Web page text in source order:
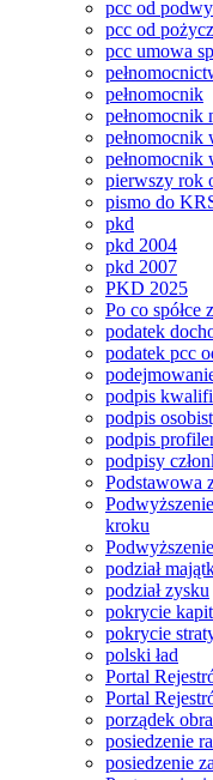
pcc od
pcc od
pcc umowa
pełnomocnik
pełnomocnik
pełnomocnik
pełnomocnik
pierwszy rok
pismo do
pkd
pkd 2004
pkd 2007
PKD 2025
Po co spółce
podatek
podatek pcc
podpis
podpis
podpis
podpisy
Podstawowa
kroku
podział
podział zysku
pokrycie
pokrycie
polski ład
Portal
Portal
porządek
posiedzenie
posiedzenie